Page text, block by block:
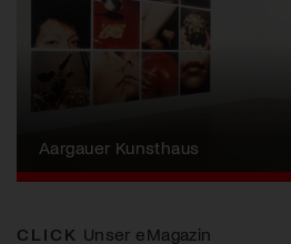
Künstlerin
Aargauer Kunsthaus
Gewerbemuseum Winterthur
Liste Art Fair Basel
Bündner Kunstmuseum
Künstler:innen Portraits
Junge Schweizer Kunst
Vögele Kultur Zentrum
Nidwaldner Museum
Haus für Kunst Uri
CLICK Unser eMagazin